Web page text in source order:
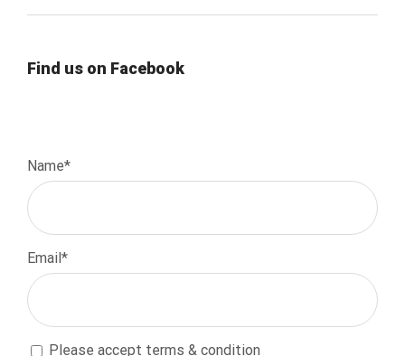
Find us on Facebook
Name*
Email*
Please accept terms & condition